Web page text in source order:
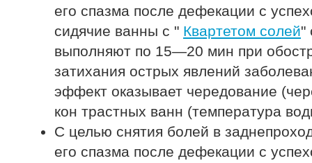
его спазма после дефекации с
сидячие ванны с " Квартетом солей"
выполняют по 15—20 мин при
затихания острых явлений
эффект оказывает чередование
кон трастных ванн (температура
С целью снятия болей в
его спазма после дефекации с